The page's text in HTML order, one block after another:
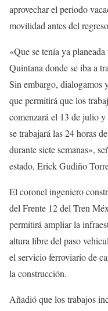
aprovechar el periodo
movilidad antes del
«Que se tenía ya
Quintana donde se iba a
Sin embargo, dialogamos
que permitirá que los
comenzará el 13 de julio
se trabajará las 24 horas
durante siete semanas»,
estado, Erick Gudiño
El coronel ingeniero
del Frente 12 del Tren
permitirá ampliar la
altura libre del paso
el servicio ferroviario de
la construcción.
Añadió que los trabajos